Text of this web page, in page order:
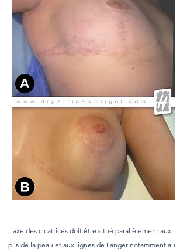
L’axe des cicatrices doit être situé parallèlement aux
plis de la peau et aux lignes de Langer notamment au